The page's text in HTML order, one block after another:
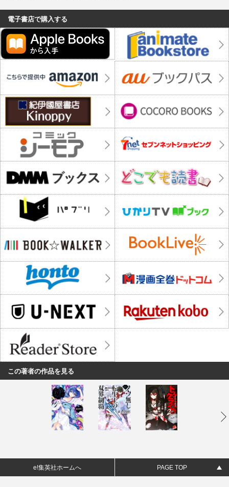
電子書店で購入する
この著者の作品を見る
e!集英社ホームへ PAGE TOP